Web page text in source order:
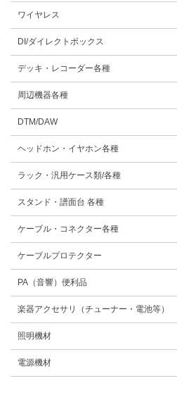
ワイヤレス
DI/ダイレクトボックス
デッキ・レコーダー各種
周辺機器各種
DTM/DAW
ヘッドホン・イヤホン各種
ラック・汎用ケース類/各種
スタンド・譜面台 各種
ケーブル・コネクター各種
ケーブルプロテクター
PA（音響）便利品
楽器アクセサリ（チューナー・電池等）
照明機材
電源機材